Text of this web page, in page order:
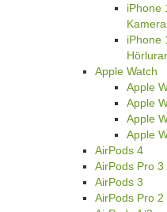
iPhone
iPhone
Hörlurar
Apple Watch
Apple
Apple
Apple
Apple
AirPods 4
AirPods Pro 3
AirPods 3
AirPods Pro 2